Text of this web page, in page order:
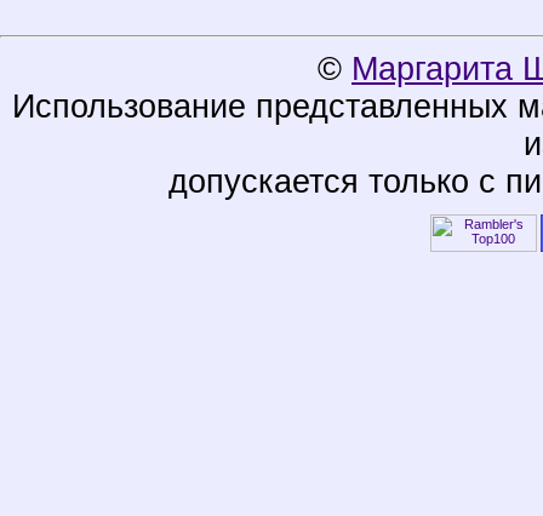
© Маргарита
Использование представленных
допускается только с